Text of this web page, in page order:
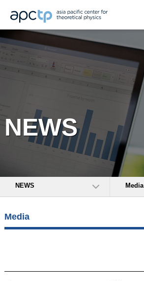
NEWS
NEWS Media
Media